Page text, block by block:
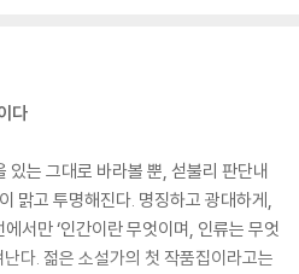
이곳이 지구가 아님을 증명하듯 빛났
지구식 시간의 흐름을 알려주었다.
신이 환각을 보고 있다고 생각했다. 사
리를 가진 사람들. 누군가 드디어 희진
가 없었다. 이곳은 낯선 행성이다.
다
있는 그대로 바라볼 뿐, 섣불리 판단내
맑고 투명해진다. 명징하고 광대하게,
서만 ‘인간이란 무엇이며, 인류는 무엇
다. 젊은 소설가의 첫 작품집이라고는